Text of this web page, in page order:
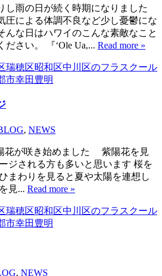
し雨の日が続く時期になりました
圧による体調不良など少し憂鬱にな
んな日はハワイのこんな素敵なこと
さい。 ​『ʻOle Ua,... Read more »
, NEWS
花が咲き始めました 紫陽花を見
ジされる方も多いと思います 桜を
まわりを見ると夏や太陽を連想し
見... Read more »
, NEWS